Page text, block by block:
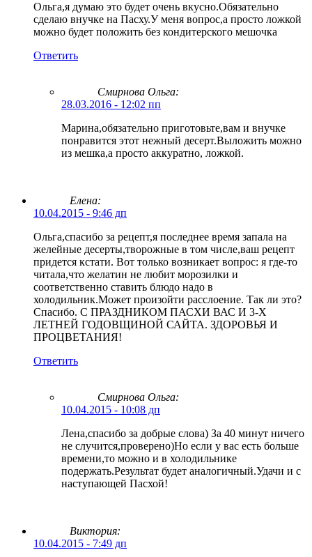
Ольга,я думаю это будет очень вкусно.Обязательно
сделаю внучке на Пасху.У меня вопрос,а просто ложкой
можно будет положить без кондитерского мешочка
Ответить
Смирнова Ольга:
28.03.2016 - 12:02 пп
Марина,обязательно приготовьте,вам и внучке
понравится этот нежный десерт.Выложить можно
из мешка,а просто аккуратно, ложкой.
Елена:
10.04.2015 - 9:46 дп
Ольга,спасибо за рецепт,я последнее время запала на
желейные десерты,творожные в том числе,ваш рецепт
придется кстати. Вот только возникает вопрос: я где-то
читала,что желатин не любит морозилки и
соответственно ставить блюдо надо в
холодильник.Может произойти расслоение. Так ли это?
Спасибо. С ПРАЗДНИКОМ ПАСХИ ВАС И 3-Х
ЛЕТНЕЙ ГОДОВЩИНОЙ САЙТА. ЗДОРОВЬЯ И
ПРОЦВЕТАНИЯ!
Ответить
Смирнова Ольга:
10.04.2015 - 10:08 дп
Лена,спасибо за добрые слова) За 40 минут ничего
не случится,проверено)Но если у вас есть больше
времени,то можно и в холодильнике
подержать.Результат будет аналогичный.Удачи и с
наступающей Пасхой!
Виктория:
10.04.2015 - 7:49 дп